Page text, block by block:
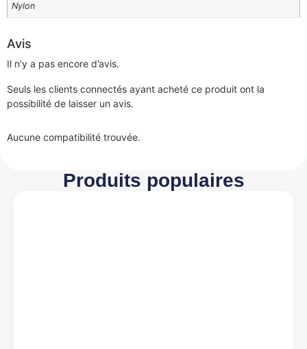
Nylon
Avis
Il n’y a pas encore d’avis.
Seuls les clients connectés ayant acheté ce produit ont la
possibilité de laisser un avis.
Aucune compatibilité trouvée.
Produits populaires